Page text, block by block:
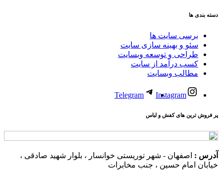
دسته بندی ها
برسی سایت ها
سئو و بهینه سازی سایت
طراحی و توسعه وبسایت
کسب درآمد از سایت
مطالب وبسایت
Instagram
Telegram
پر فروش ترین های کفش و لباس
آدرس : اصفهان - شهر توریستی خوانسار ، بلوار شهید صادقی ،
خیابان امام حسین ، جنب مخابرات